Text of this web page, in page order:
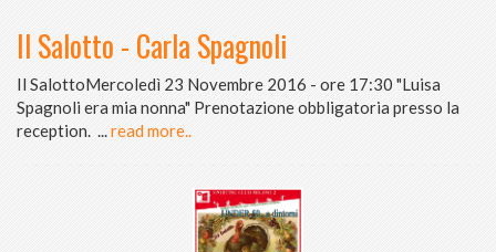
Il Salotto - Carla Spagnoli
Il SalottoMercoledì 23 Novembre 2016 - ore 17:30 "Luisa
Spagnoli era mia nonna" Prenotazione obbligatoria presso la
...read more..